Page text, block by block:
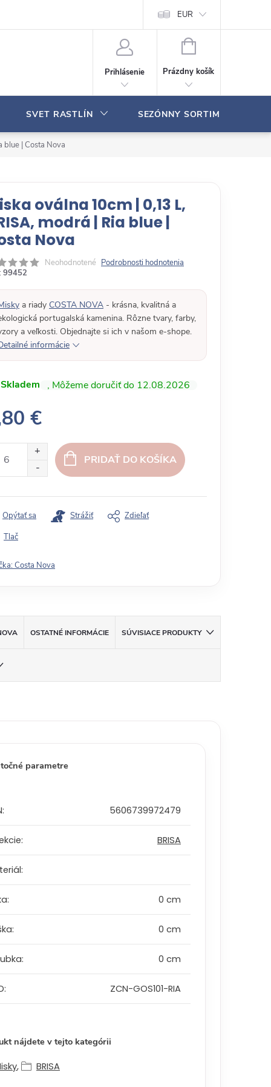
EUR
Prihlásenie
N
K
N
Prázdny košík
SVET RASTLÍN SEZÓNNY SORTIMENT
blue | Costa Nova
oválna 10cm | 0,13 L,
modrá | Ria blue |
Nova
Neohodnotené Podrobnosti hodnotenia
99452
a riady COSTA NOVA - krásna, kvalitná a
portugalská kamenina. Rôzne tvary, farby,
a veľkosti. Objednajte si ich v našom e-shope.
informácie
12.08.2026
€
PRIDAŤ DO KOŠÍKA
Tlač
Opýtať sa Strážiť Zdieľať
Costa Nova
OSTATNÉ INFORMÁCIE SÚVISIACE PRODUKTY
parametre
: 5606739972479
: BRISA
:
: 0 cm
: 0 cm
: 0 cm
: ZCN-GOS101-RIA
nájdete v tejto kategórii
, BRISA